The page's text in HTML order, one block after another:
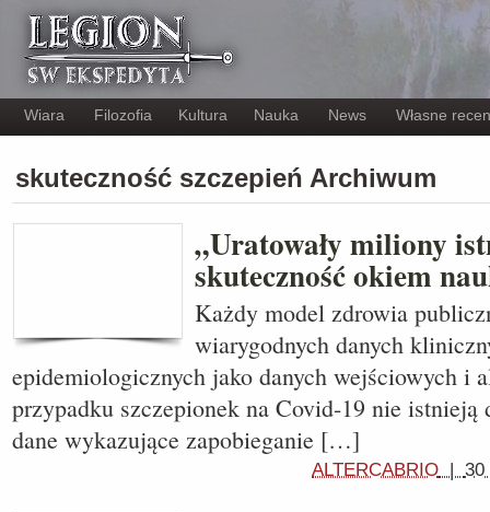
Wiara Filozofia Kultura Nauka News Własne
skuteczność szczepień Archiwum
„Uratowały miliony
skuteczność okiem
Każdy model zdrowia
wiarygodnych danych
epidemiologicznych jako danych wejściowych i
przypadku szczepionek na Covid-19 nie istnieją
dane wykazujące zapobieganie […]
ALTERCABRIO | 30